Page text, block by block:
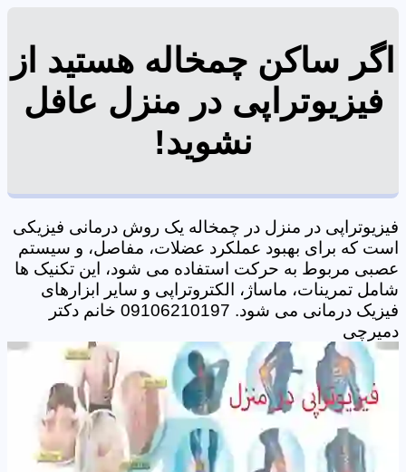
اگر ساکن چمخاله هستید از
فیزیوتراپی در منزل عافل
نشوید!
فیزیوتراپی در منزل در چمخاله یک روش درمانی فیزیکی
است که برای بهبود عملکرد عضلات، مفاصل، و سیستم
عصبی مربوط به حرکت استفاده می شود، این تکنیک ها
شامل تمرینات، ماساژ، الکتروتراپی و سایر ابزارهای
فیزیک درمانی می شود. 09106210197 خانم دکتر
دمیرچی